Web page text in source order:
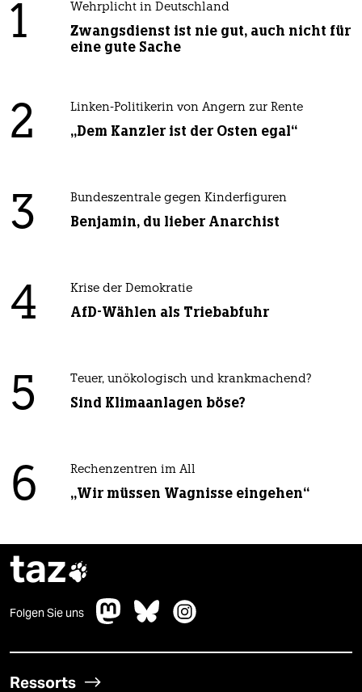
1 Wehrplicht in Deutschland
Zwangsdienst ist nie gut, auch nicht für
eine gute Sache
2 Linken-Politikerin von Angern zur Rente
„Dem Kanzler ist der Osten egal“
3 Bundeszentrale gegen Kinderfiguren
Benjamin, du lieber Anarchist
4 Krise der Demokratie
AfD-Wählen als Triebabfuhr
5 Teuer, unökologisch und krankmachend?
Sind Klimaanlagen böse?
6 Rechenzentren im All
„Wir müssen Wagnisse eingehen“
taz
Folgen Sie uns
Ressorts